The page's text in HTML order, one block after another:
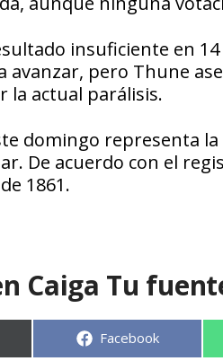
insuficiente en
avanzar, pero Thune
la actual parálisis.
domingo representa
De acuerdo con el
1861.
Caiga Tu
Compartir
Facebook